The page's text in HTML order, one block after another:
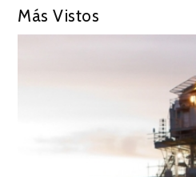
Más Vistos